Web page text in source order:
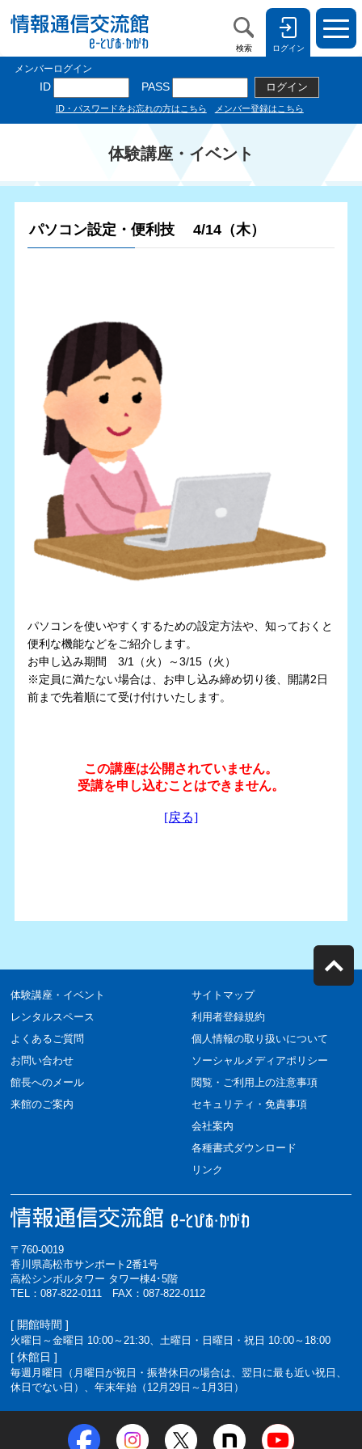
検索 ログイン
体験講座・イベント
パソコン設定・便利技 4/14（木）
パソコンを使いやすくするための設定方法や、知っておくと
便利な機能などをご紹介します。
お申し込み期間 3/1（火）～3/15（火）
※定員に満たない場合は、お申し込み締め切り後、開講2日
前まで先着順にて受け付けいたします。
体験講座・イベント
レンタルスペース
よくあるご質問
お問い合わせ
館長へのメール
来館のご案内
サイトマップ
利用者登録規約
個人情報の取り扱いについて
ソーシャルメディアポリシー
閲覧・ご利用上の注意事項
セキュリティ・免責事項
会社案内
各種書式ダウンロード
リンク
〒760-0019
香川県高松市サンポート2番1号
高松シンボルタワー タワー棟4･5階
TEL：087-822-0111 FAX：087-822-0112
[ 開館時間 ]
火曜日～金曜日 10:00～21:30、土曜日・日曜日・祝日 10:00～18:00
[ 休館日 ]
毎週月曜日（月曜日が祝日・振替休日の場合は、翌日に最も近い祝日、
休日でない日）、年末年始（12月29日～1月3日）